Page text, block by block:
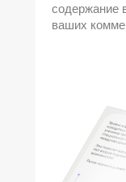
содержание
ваших